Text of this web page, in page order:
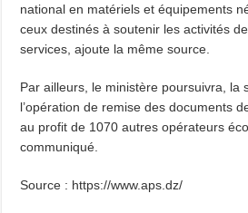
national en matériels et équipements
ceux destinés à soutenir les activités
services, ajoute la même source.
Par ailleurs, le ministère poursuivra, la
l’opération de remise des documents
au profit de 1070 autres opérateurs
communiqué.
Source : https://www.aps.dz/